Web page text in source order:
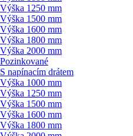
Výška 1250 mm
Výška 1500 mm
Výška 1600 mm
Výška 1800 mm
Výška 2000 mm
Pozinkované
S napínacím drátem
Výška 1000 mm
Výška 1250 mm
Výška 1500 mm
Výška 1600 mm
Výška 1800 mm